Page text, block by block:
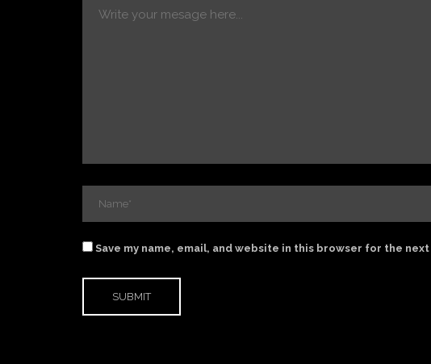
Save my name, email, and website in this browser for the